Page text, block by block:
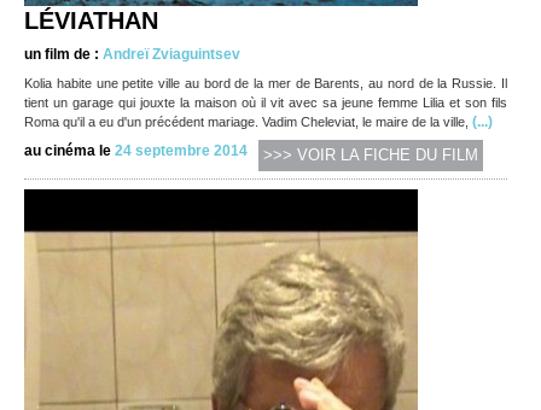
LÉVIATHAN
un film de : Andreï Zviaguintsev
Kolia habite une petite ville au bord de la mer de Barents, au nord de la Russie. Il
tient un garage qui jouxte la maison où il vit avec sa jeune femme Lilia et son fils
Roma qu'il a eu d'un précédent mariage. Vadim Cheleviat, le maire de la ville, (...)
au cinéma le 24 septembre 2014 >>> VOIR LA FICHE DU FILM